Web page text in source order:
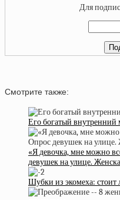
Для
Смотрите также:
Его богатый внутренний
«Я девочка, мне можно
девушек на улице.
Шубки из экомеха: стоит